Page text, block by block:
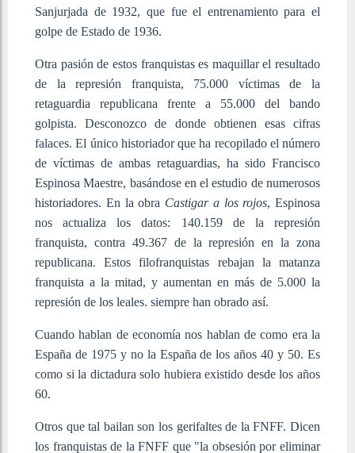
Sanjurjada de 1932, que fue el entrenamiento para el
golpe de Estado de 1936.
Otra pasión de estos franquistas es maquillar el resultado
de la represión franquista, 75.000 víctimas de la
retaguardia republicana frente a 55.000 del bando
golpista. Desconozco de donde obtienen esas cifras
falaces. El único historiador que ha recopilado el número
de víctimas de ambas retaguardias, ha sido Francisco
Espinosa Maestre, basándose en el estudio de numerosos
historiadores. En la obra Castigar a los rojos, Espinosa
nos actualiza los datos: 140.159 de la represión
franquista, contra 49.367 de la represión en la zona
republicana. Estos filofranquistas rebajan la matanza
franquista a la mitad, y aumentan en más de 5.000 la
represión de los leales. siempre han obrado así.
Cuando hablan de economía nos hablan de como era la
España de 1975 y no la España de los años 40 y 50. Es
como si la dictadura solo hubiera existido desde los años
60.
Otros que tal bailan son los gerifaltes de la FNFF. Dicen
los franquistas de la FNFF que "la obsesión por eliminar